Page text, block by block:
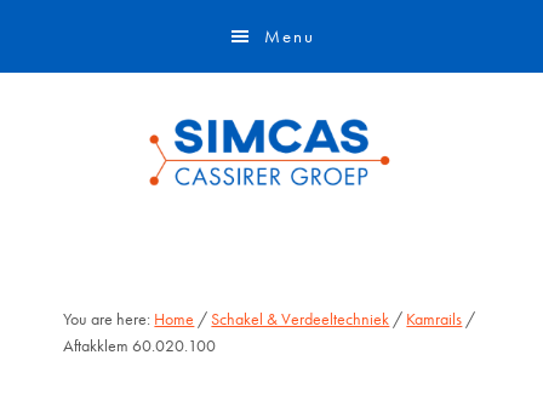
Menu
You are here: Home /Schakel & Verdeeltechniek / Kamrails /
Aftakklem 60.020.100